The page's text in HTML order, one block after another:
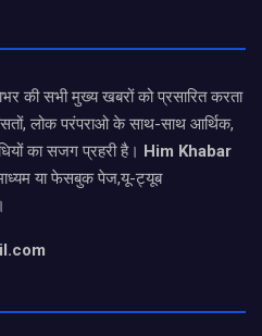
की सभी मुख्य खबरों को प्रसारित करता
लोक परंपराओ के साथ-साथ आर्थिक,
का सजग प्रहरी है। Him Khabar
या फेसबुक पेज,यू-ट्यूब